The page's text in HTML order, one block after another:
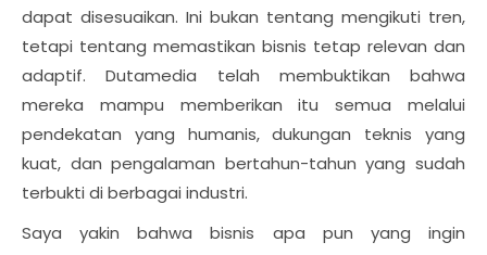
dapat disesuaikan. Ini bukan tentang mengikuti tren,
tetapi tentang memastikan bisnis tetap relevan dan
adaptif. Dutamedia telah membuktikan bahwa
mereka mampu memberikan itu semua melalui
pendekatan yang humanis, dukungan teknis yang
kuat, dan pengalaman bertahun-tahun yang sudah
terbukti di berbagai industri.
Saya yakin bahwa bisnis apa pun yang ingin